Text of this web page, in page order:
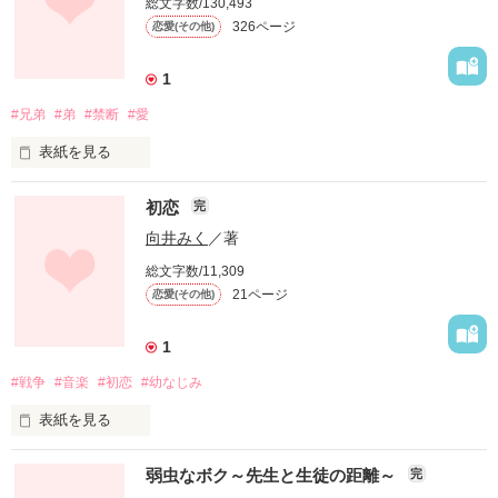
総文字数/130,493
恋愛(その他) 326ページ
1
#兄弟 #弟 #禁断 #愛
表紙を見る
認めてくれなくてもいい。
初恋 完
向井みく ／著
総文字数/11,309
恋愛(その他) 21ページ
1
#戦争 #音楽 #初恋 #幼なじみ
表紙を見る
弱虫なボク～先生と生徒の距離～ 完